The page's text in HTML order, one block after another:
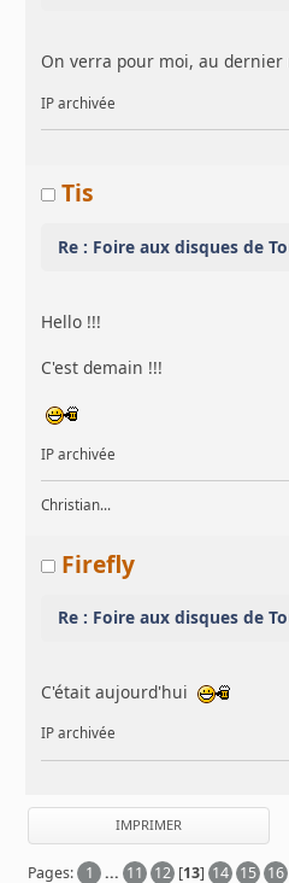
On verra pour moi, au
IP archivée
Tis
Re : Foire aux disques de
Hello !!!
C'est demain !!!
IP archivée
Christian...
Firefly
Re : Foire aux disques de
C'était aujourd'hui
IP archivée
IMPRIMER
Pages: 1 ... 11 12 [13] 14 15 16